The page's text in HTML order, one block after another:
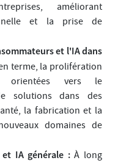
améliorant
et la prise de
et l'IA dans
terme, la prolifération
orientées vers le
solutions dans des
la fabrication et la
domaines de
et IA générale :À long